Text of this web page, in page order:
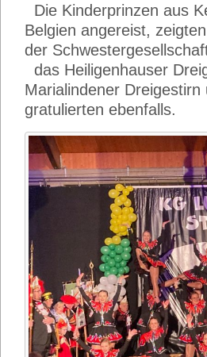
Die Kinderprinzen aus
Belgien angereist,
der
das Heiligenhauser
Marialindener
gratulierten ebenfalls.